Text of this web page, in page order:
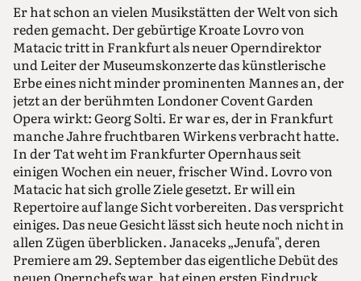
Er hat schon an vielen Musikstätten der Welt von sich
reden gemacht. Der gebürtige Kroate Lovro von
Matacic tritt in Frankfurt als neuer Operndirektor
und Leiter der Museumskonzerte das künstlerische
Erbe eines nicht minder prominenten Mannes an, der
jetzt an der berühmten Londoner Covent Garden
Opera wirkt: Georg Solti. Er war es, der in Frankfurt
manche Jahre fruchtbaren Wirkens verbracht hatte.
In der Tat weht im Frankfurter Opernhaus seit
einigen Wochen ein neuer, frischer Wind. Lovro von
Matacic hat sich grolle Ziele gesetzt. Er will ein
Repertoire auf lange Sicht vorbereiten. Das verspricht
einiges. Das neue Gesicht lässt sich heute noch nicht in
allen Zügen überblicken. Janaceks „Jenufa", deren
Premiere am 29. September das eigentliche Debüt des
neuen Opernchefs war, hat einen ersten Eindruck